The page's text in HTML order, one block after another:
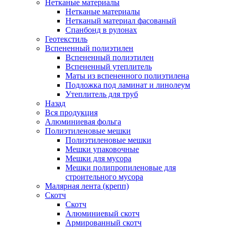
Нетканые материалы
Нетканые материалы
Нетканый материал фасованый
Спанбонд в рулонах
Геотекстиль
Вспененный полиэтилен
Вспененный полиэтилен
Вспененный утеплитель
Маты из вспененного полиэтилена
Подложка под ламинат и линолеум
Утеплитель для труб
Назад
Вся продукция
Алюминиевая фольга
Полиэтиленовые мешки
Полиэтиленовые мешки
Мешки упаковочные
Мешки для мусора
Мешки полипропиленовые для
строительного мусора
Малярная лента (крепп)
Скотч
Скотч
Алюминиевый скотч
Армированный скотч